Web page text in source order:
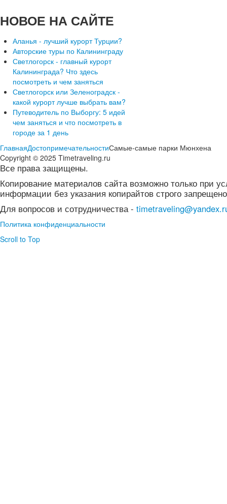
НОВОЕ НА САЙТЕ
Аланья - лучший курорт Турции?
Авторские туры по Калининграду
Светлогорск - главный курорт
Калининграда? Что здесь
посмотреть и чем заняться
Светлогорск или Зеленоградск -
какой курорт лучше выбрать вам?
Путеводитель по Выборгу: 5 идей
чем заняться и что посмотреть в
городе за 1 день
ГлавнаяДостопримечательностиСамые-самые парки Мюнхена
Copyright © 2025 Timetraveling.ru
Все права защищены.
Копирование материалов сайта возможно только при
информации без указания копирайтов строго
Для вопросов и сотрудничества -
Политика конфиденциальности
Scroll to Top